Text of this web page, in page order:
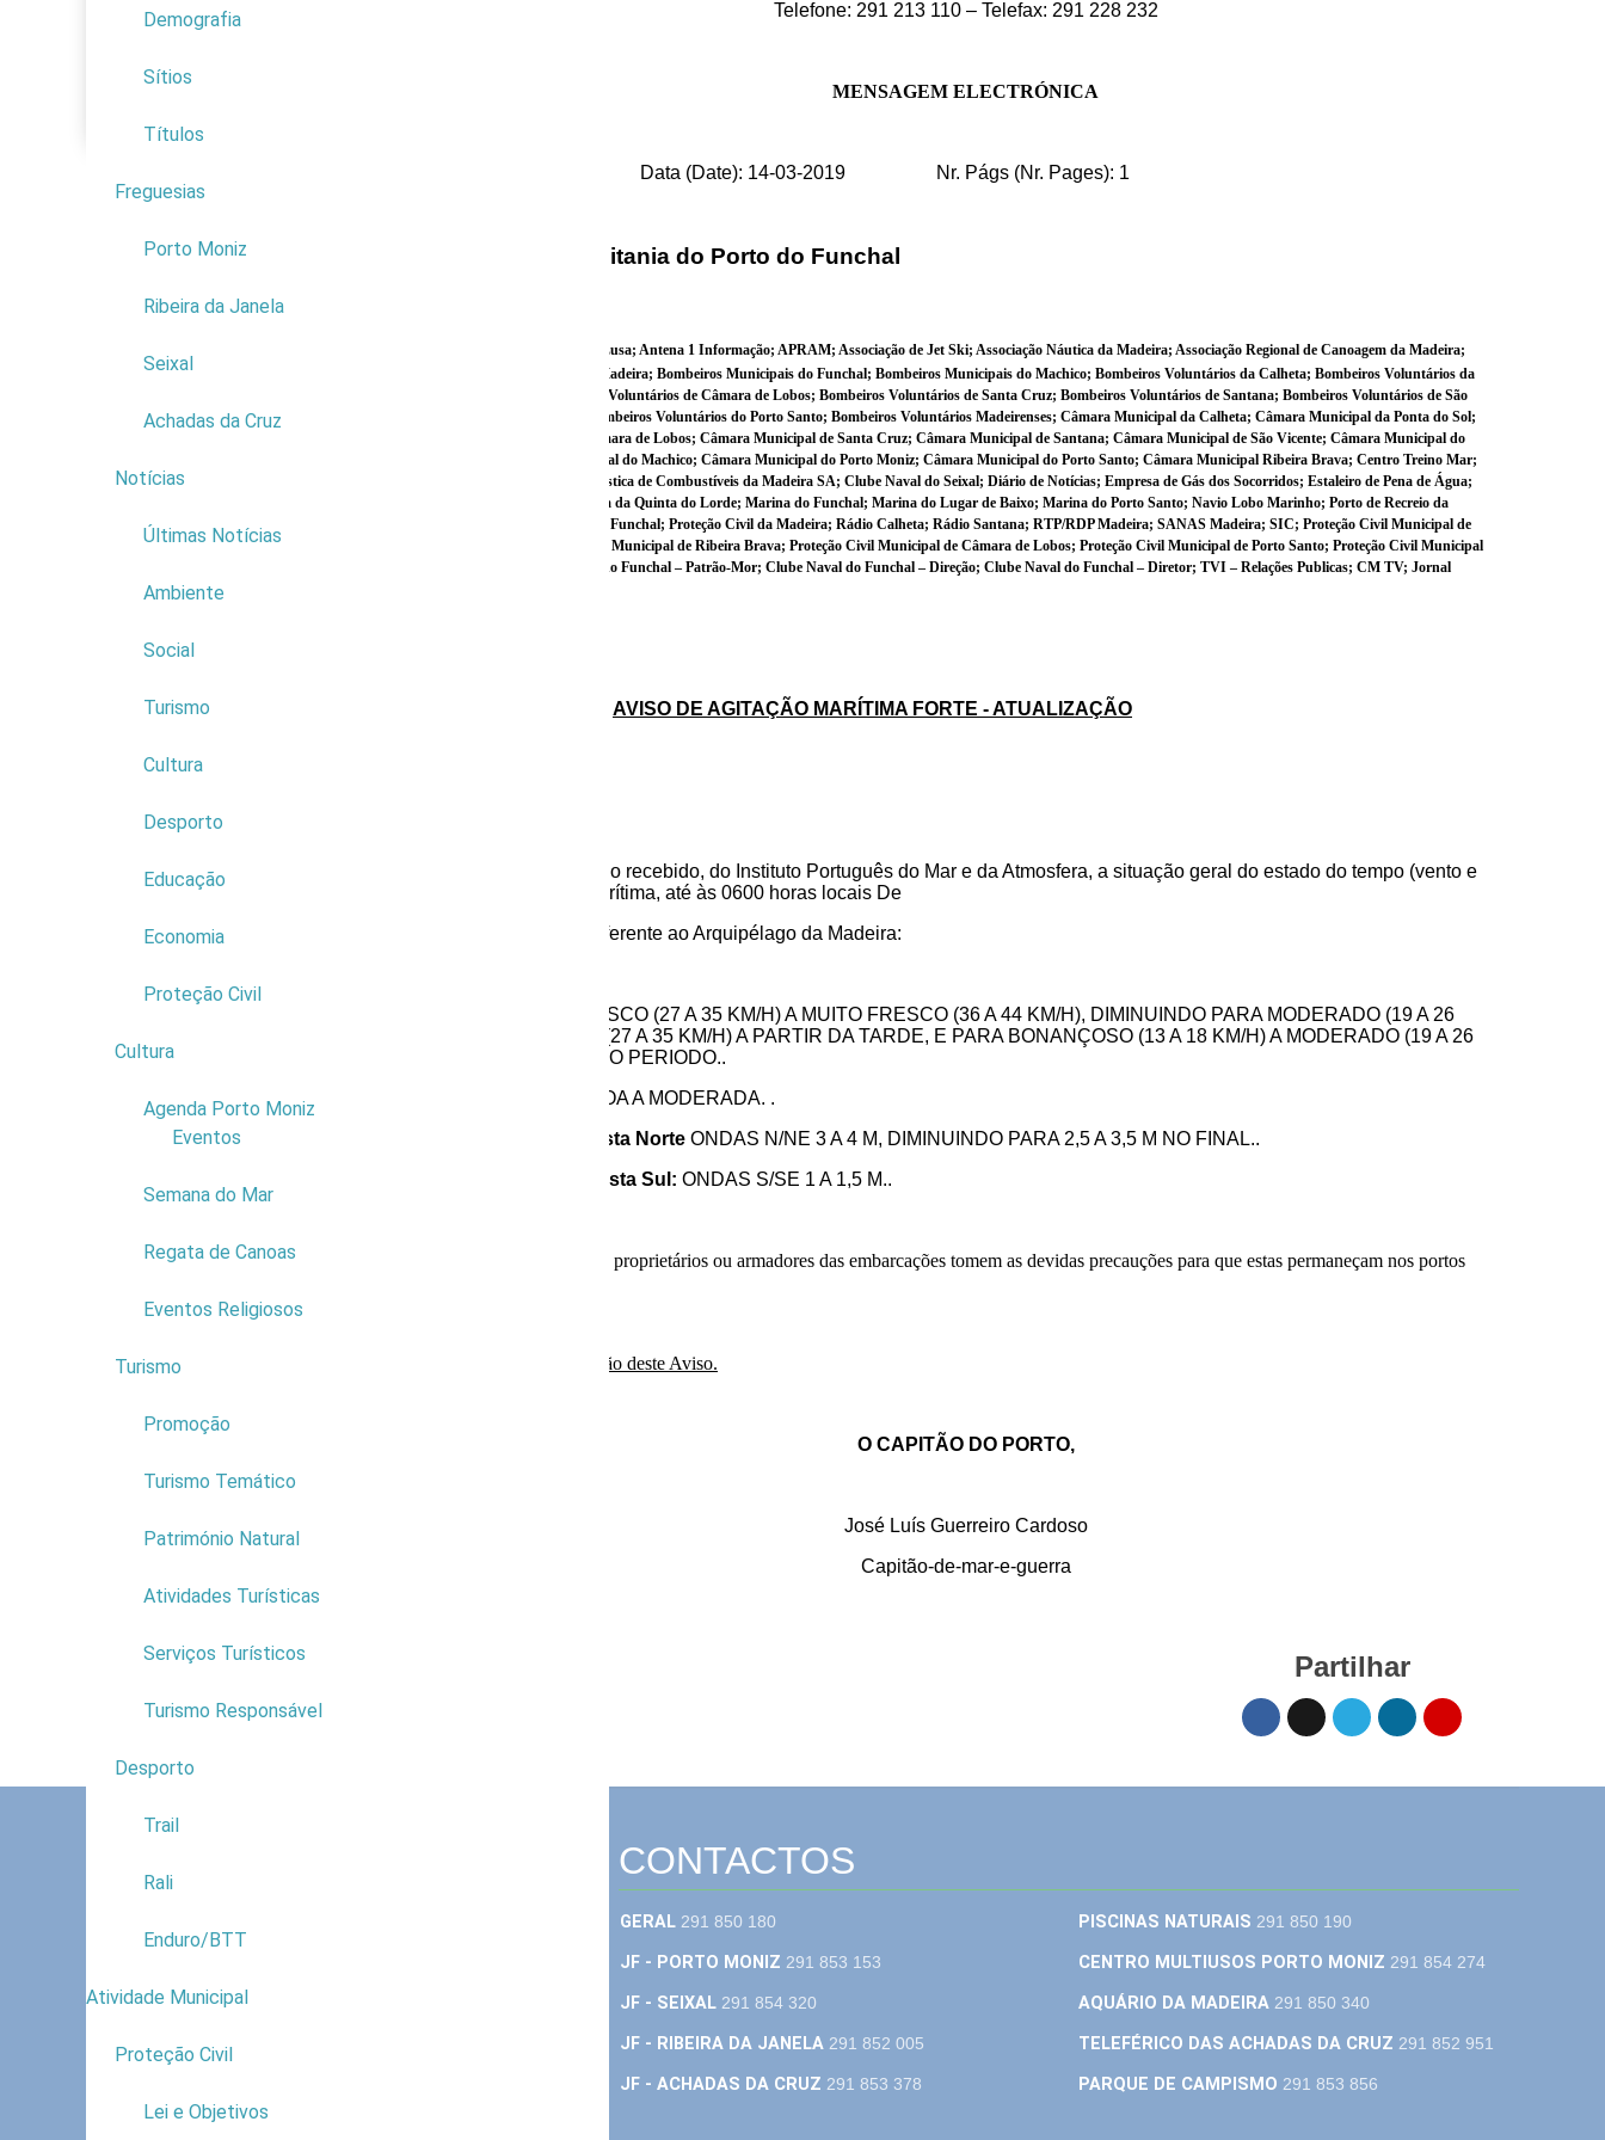
Demografia
Sítios
Títulos
Freguesias
Porto Moniz
Ribeira da Janela
Seixal
Achadas da Cruz
Notícias
Últimas Notícias
Ambiente
Social
Turismo
Cultura
Desporto
Educação
Economia
Proteção Civil
Cultura
Agenda Porto Moniz
Eventos
Semana do Mar
Regata de Canoas
Eventos Religiosos
Turismo
Promoção
Turismo Temático
Património Natural
Atividades Turísticas
Serviços Turísticos
Turismo Responsável
Desporto
Trail
Rali
Enduro/BTT
Atividade Municipal
Proteção Civil
Lei e Objetivos
Educação
Telefone: 291 213 110 – Telefax: 291 228 232
MENSAGEM ELECTRÓNICA
033 Data (Date): 14-03-2019 Nr. Págs (Nr. Pages): 1
Capitania do Porto do Funchal
Agência Lusa; Antena 1 Informação; APRAM; Associação de Jet Ski; Associação Náutica da Madeira; Associação Regional de Canoagem da Madeira;
Associação Voo Livre da Madeira; Bombeiros Municipais do Funchal; Bombeiros Municipais do Machico; Bombeiros Voluntários da Calheta; Bombeiros Voluntários da
Ribeira Brava; Bombeiros Voluntários de Câmara de Lobos; Bombeiros Voluntários de Santa Cruz; Bombeiros Voluntários de Santana; Bombeiros Voluntários de São
Vicente e Porto Moniz; Bombeiros Voluntários do Porto Santo; Bombeiros Voluntários Madeirenses; Câmara Municipal da Calheta; Câmara Municipal da Ponta do Sol;
Câmara Municipal de Câmara de Lobos; Câmara Municipal de Santa Cruz; Câmara Municipal de Santana; Câmara Municipal de São Vicente; Câmara Municipal do
Funchal; Câmara Municipal do Machico; Câmara Municipal do Porto Moniz; Câmara Municipal do Porto Santo; Câmara Municipal Ribeira Brava; Centro Treino Mar;
CLCM – Companhia Logística de Combustíveis da Madeira SA; Clube Naval do Seixal; Diário de Notícias; Empresa de Gás dos Socorridos; Estaleiro de Pena de Água;
Jornal da Madeira; Marina da Quinta do Lorde; Marina do Funchal; Marina do Lugar de Baixo; Marina do Porto Santo; Navio Lobo Marinho; Porto de Recreio da
Calheta; Posto Emissor do Funchal; Proteção Civil da Madeira; Rádio Calheta; Rádio Santana; RTP/RDP Madeira; SANAS Madeira; SIC; Proteção Civil Municipal de
Santa Cruz; Proteção Civil Municipal de Ribeira Brava; Proteção Civil Municipal de Câmara de Lobos; Proteção Civil Municipal de Porto Santo; Proteção Civil Municipal
de Machico; Clube Naval do Funchal – Patrão-Mor; Clube Naval do Funchal – Direção; Clube Naval do Funchal – Diretor; TVI – Relações Publicas; CM TV; Jornal
AVISO DE AGITAÇÃO MARÍTIMA FORTE - ATUALIZAÇÃO
Informa-se ter sido recebido, do Instituto Português do Mar e da Atmosfera, a situação geral do estado do tempo (vento e
mar) para a orla marítima, até às 0600 horas locais De
março, referente ao Arquipélago da Madeira:
NE FRESCO (27 A 35 KM/H) A MUITO FRESCO (36 A 44 KM/H), DIMINUINDO PARA MODERADO (19 A 26
KM/H) A FRESCO (27 A 35 KM/H) A PARTIR DA TARDE, E PARA BONANÇOSO (13 A 18 KM/H) A MODERADO (19 A 26
KM/H) NO FINAL DO PERIODO..
BOA A MODERADA. .
Ondulação Costa Norte ONDAS N/NE 3 A 4 M, DIMINUINDO PARA 2,5 A 3,5 M NO FINAL..
Ondulação: Costa Sul: ONDAS S/SE 1 A 1,5 M..
os proprietários ou armadores das embarcações tomem as devidas precauções para que estas permaneçam nos portos
Solicita-se a divulgação deste Aviso.
O CAPITÃO DO PORTO,
José Luís Guerreiro Cardoso
Capitão-de-mar-e-guerra
Partilhar
CONTACTOS
GERAL 291 850 180 PISCINAS NATURAIS 291 850 190
JF - PORTO MONIZ 291 853 153 CENTRO MULTIUSOS PORTO MONIZ 291 854 274
JF - SEIXAL 291 854 320 AQUÁRIO DA MADEIRA 291 850 340
JF - RIBEIRA DA JANELA 291 852 005 TELEFÉRICO DAS ACHADAS DA CRUZ 291 852 951
JF - ACHADAS DA CRUZ 291 853 378 PARQUE DE CAMPISMO 291 853 856